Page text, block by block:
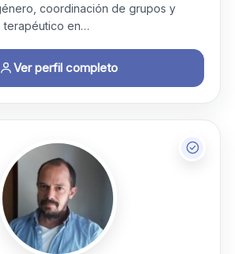
coordinación de grupos y
terapéutico en…
Ver perfil completo